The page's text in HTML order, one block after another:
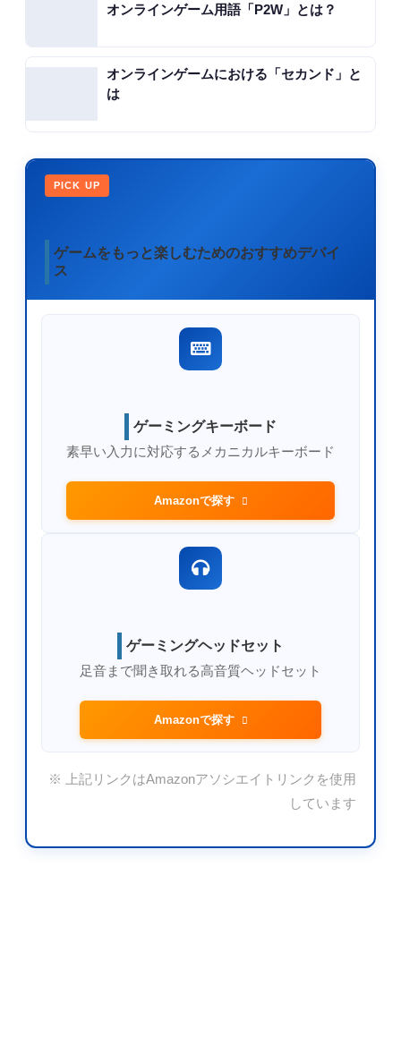
オンラインゲーム用語「P2W」とは？
オンラインゲームにおける「セカンド」と
は
PICK UP
ゲームをもっと楽しむためのおすすめデバイ
ス
ゲーミングキーボード
素早い入力に対応するメカニカルキーボード
Amazonで探す
ゲーミングヘッドセット
足音まで聞き取れる高音質ヘッドセット
Amazonで探す
※ 上記リンクはAmazonアソシエイトリンクを使用
しています